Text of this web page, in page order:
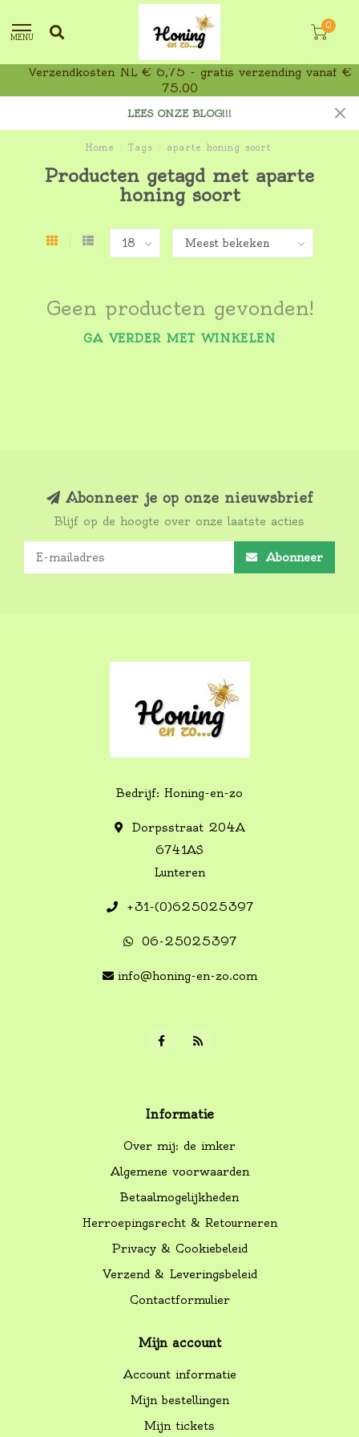
MENU
0
Verzendkosten NL € 6,75 - gratis verzending vanaf €
75,00
LEES ONZE BLOG!!!
Home / Tags / aparte honing soort
Producten getagd met aparte
honing soort
Geen producten gevonden!
GA VERDER MET WINKELEN
Abonneer je op onze nieuwsbrief
Blijf op de hoogte over onze laatste acties
Abonneer
Bedrijf: Honing-en-zo
Dorpsstraat 204A
6741AS
Lunteren
+31-(0)625025397
06-25025397
info@honing-en-zo.com
Informatie
Over mij: de imker
Algemene voorwaarden
Betaalmogelijkheden
Herroepingsrecht & Retourneren
Privacy & Cookiebeleid
Verzend & Leveringsbeleid
Contactformulier
Mijn account
Account informatie
Mijn bestellingen
Mijn tickets